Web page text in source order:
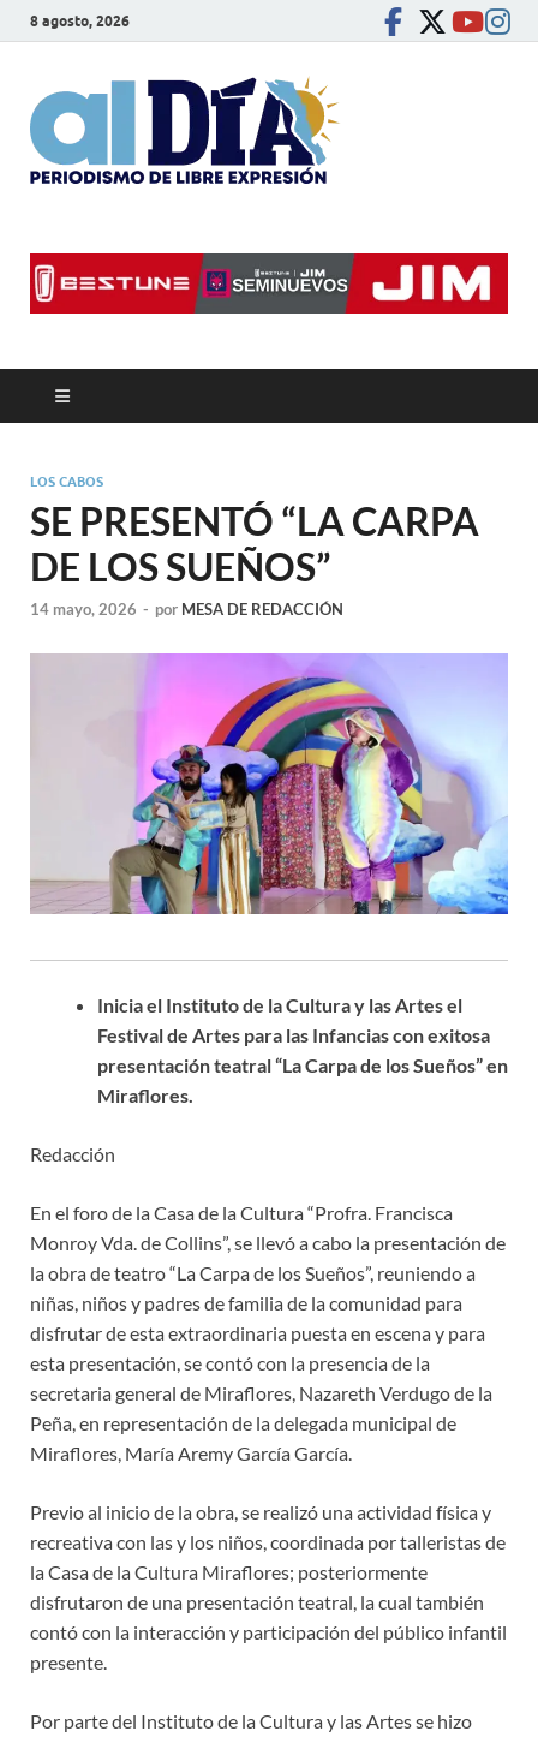
8 agosto, 2026
LOS CABOS
SE PRESENTÓ “LA CARPA
DE LOS SUEÑOS”
14 mayo, 2026 - por MESA DE REDACCIÓN
Inicia el Instituto de la Cultura y las Artes el
Festival de Artes para las Infancias con exitosa
presentación teatral“La Carpa de los Sueños” en
Miraflores.
Redacción
En el foro de la Casa de la Cultura “Profra. Francisca
Monroy Vda. de Collins”, se llevó a cabo la presentación de
la obra de teatro “La Carpa de los Sueños”, reuniendo a
niñas, niños y padres de familia de la comunidad para
disfrutar de esta extraordinaria puesta en escena y para
esta presentación, se contó con la presencia de la
secretaria general de Miraflores, Nazareth Verdugo de la
Peña, en representación de la delegada municipal de
Miraflores, María Aremy García García.
Previo al inicio de la obra, se realizó una actividad física y
recreativa con las y los niños, coordinada por talleristas de
la Casa de la Cultura Miraflores; posteriormente
disfrutaron de una presentación teatral, la cual también
contó con la interacción y participación del público infantil
presente.
Por parte del Instituto de la Cultura y las Artes se hizo